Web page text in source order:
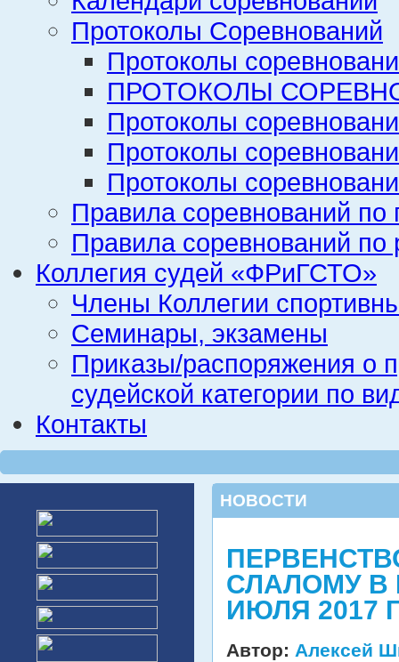
Протоколы Соревнований
Протоколы
ПРОТОКОЛЫ
Протоколы
Протоколы
Протоколы
Правила соревнований по
Правила соревнований по
Коллегия судей «ФРиГСТО»
Члены Коллегии
Семинары, экзамены
Приказы/распоряжения о
судейской категории по
Контакты
НОВОСТИ
СЛАЛОМУ В
ИЮЛЯ 2017
Автор: Алексей